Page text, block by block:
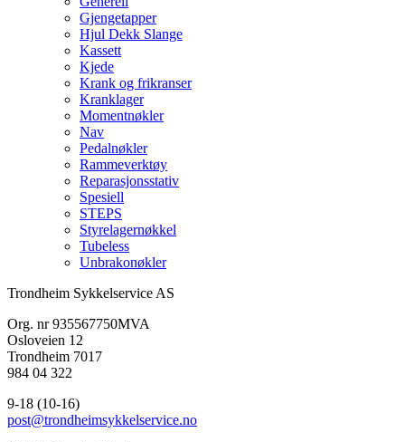
Gjengetapper
Hjul Dekk Slange
Kassett
Kjede
Krank og frikranser
Kranklager
Momentnøkler
Nav
Pedalnøkler
Rammeverktøy
Reparasjonsstativ
Spesiell
STEPS
Styrelagernøkkel
Tubeless
Unbrakonøkler
Trondheim Sykkelservice AS
Org. nr 935567750MVA
Osloveien 12
Trondheim 7017
984 04 322
9-18 (10-16)
post@trondheimsykkelservice.no